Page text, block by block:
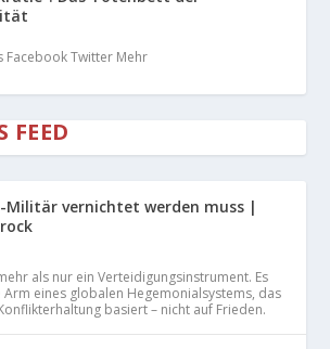
Facebook Twitter Mehr
FEED
Militär vernichtet werden muss |
als nur ein Verteidigungsinstrument. Es
eines globalen Hegemonialsystems, das
basiert – nicht auf Frieden.